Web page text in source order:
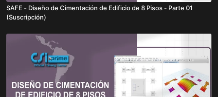
SAFE - Diseño de Cimentación de Edificio de 8 Pisos - Parte 01
(Suscripción)